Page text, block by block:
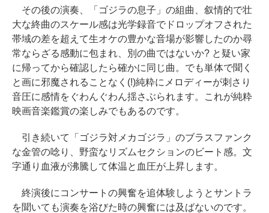
その後の演奏、「ゴジラの息子」の組曲、叙情的で壮
大な終曲のスケール感は光学録音でドロップオフされた
帯域の差を超えて生オケの豊かな音場が影響したのか尋
常ならざる感動に包まれ、別の曲ではないか? と疑い家
に帰ってから確認したら確かに同じ曲。でも単体で聞く
と画に邪魔されることなく(!)純粋にメロディーが刺さり
音圧に感情をぐわんぐわん揺さぶられます。これが純粋
映画音楽鑑賞の楽しみでもあるのです。
引き続いて「ゴジラ対メカゴジラ」のブラスファンク
な金管の唸り、野蛮なリズムセクションのビート感。文
字通り血液が沸騰して体温と血圧が上昇します。
終演後にコンサートの興奮を追体験しようとサントラ
を聞いても演奏を浴びた時の興奮には及ばないのです。